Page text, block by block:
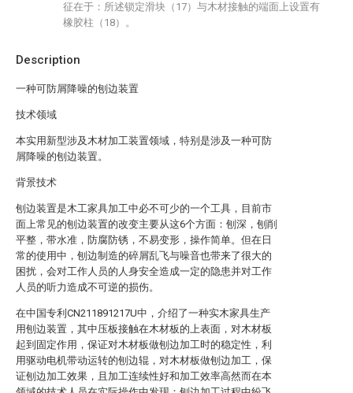
Description
一种可防屑降噪的刨边装置
技术领域
本实用新型涉及木材加工装置领域，特别是涉及一种可防
屑降噪的刨边装置。
背景技术
刨边装置是木工家具加工中必不可少的一个工具，目前市
面上常见的刨边装置的改变主要从这6个方面：刨深，刨削
平整，带水准，防腐防锈，不易变形，操作简单。但在日
常的使用中，刨边制造的碎屑乱飞与噪音也带来了很大的
困扰，会对工作人员的人身安全造成一定的隐患并对工作
人员的听力造成不可逆的损伤。
在中国专利CN211891217U中，介绍了一种实木家具生产
用刨边装置，其中压板接触在木材板的上表面，对木材板
起到固定作用，保证对木材板做刨边加工时的稳定性，利
用驱动电机带动运转的刨边辊，对木材板做刨边加工，保
证刨边加工效果，且加工连续性好和加工效率高然而在本
征在于：所述锁定滑块（17）与木材接触的端面上设置有
橡胶柱（18）。